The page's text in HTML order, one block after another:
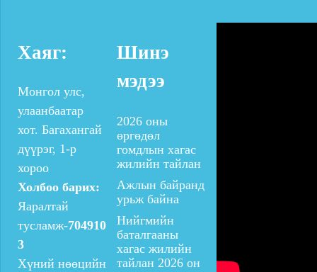
Хаяг:
Монгол улс,
улаанбаатар
хот. Багахангай
дүүрэг, 1-р
хороо
Холбоо барих:
Яаралтай
тусламж-704910
3
Хүний нөөцийн
Шинэ
мэдээ
2026 оны
өргөдөл
гомдлын хагас
жилийн тайлан
Ажлын байранд
урьж байна
Нийгмийн
баталгааны
хагас жилийн
тайлан 2026 он